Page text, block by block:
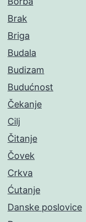
Brak
Briga
Budala
Budizam
Budućnost
Čekanje
Cilj
Čitanje
Čovek
Crkva
Ćutanje
Danske poslovice